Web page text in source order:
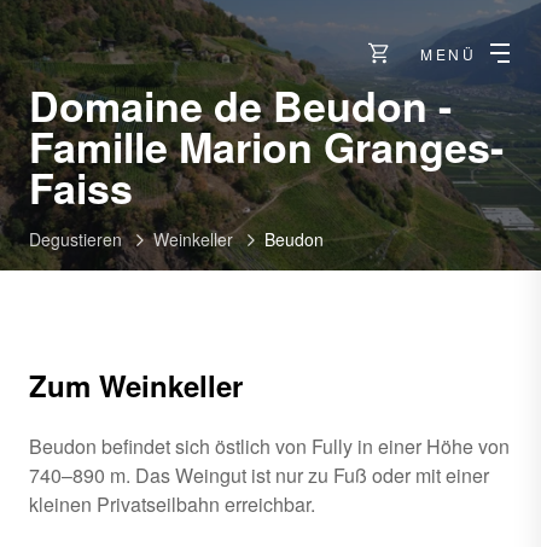
MENÜ
Domaine de Beudon -
Famille Marion Granges-
Faiss-
Fully
Degustieren Weinkeller Beudon
Zum Weinkeller
Beudon befindet sich östlich von Fully in einer Höhe von
740–890 m. Das Weingut ist nur zu Fuß oder mit einer
kleinen Privatseilbahn erreichbar.